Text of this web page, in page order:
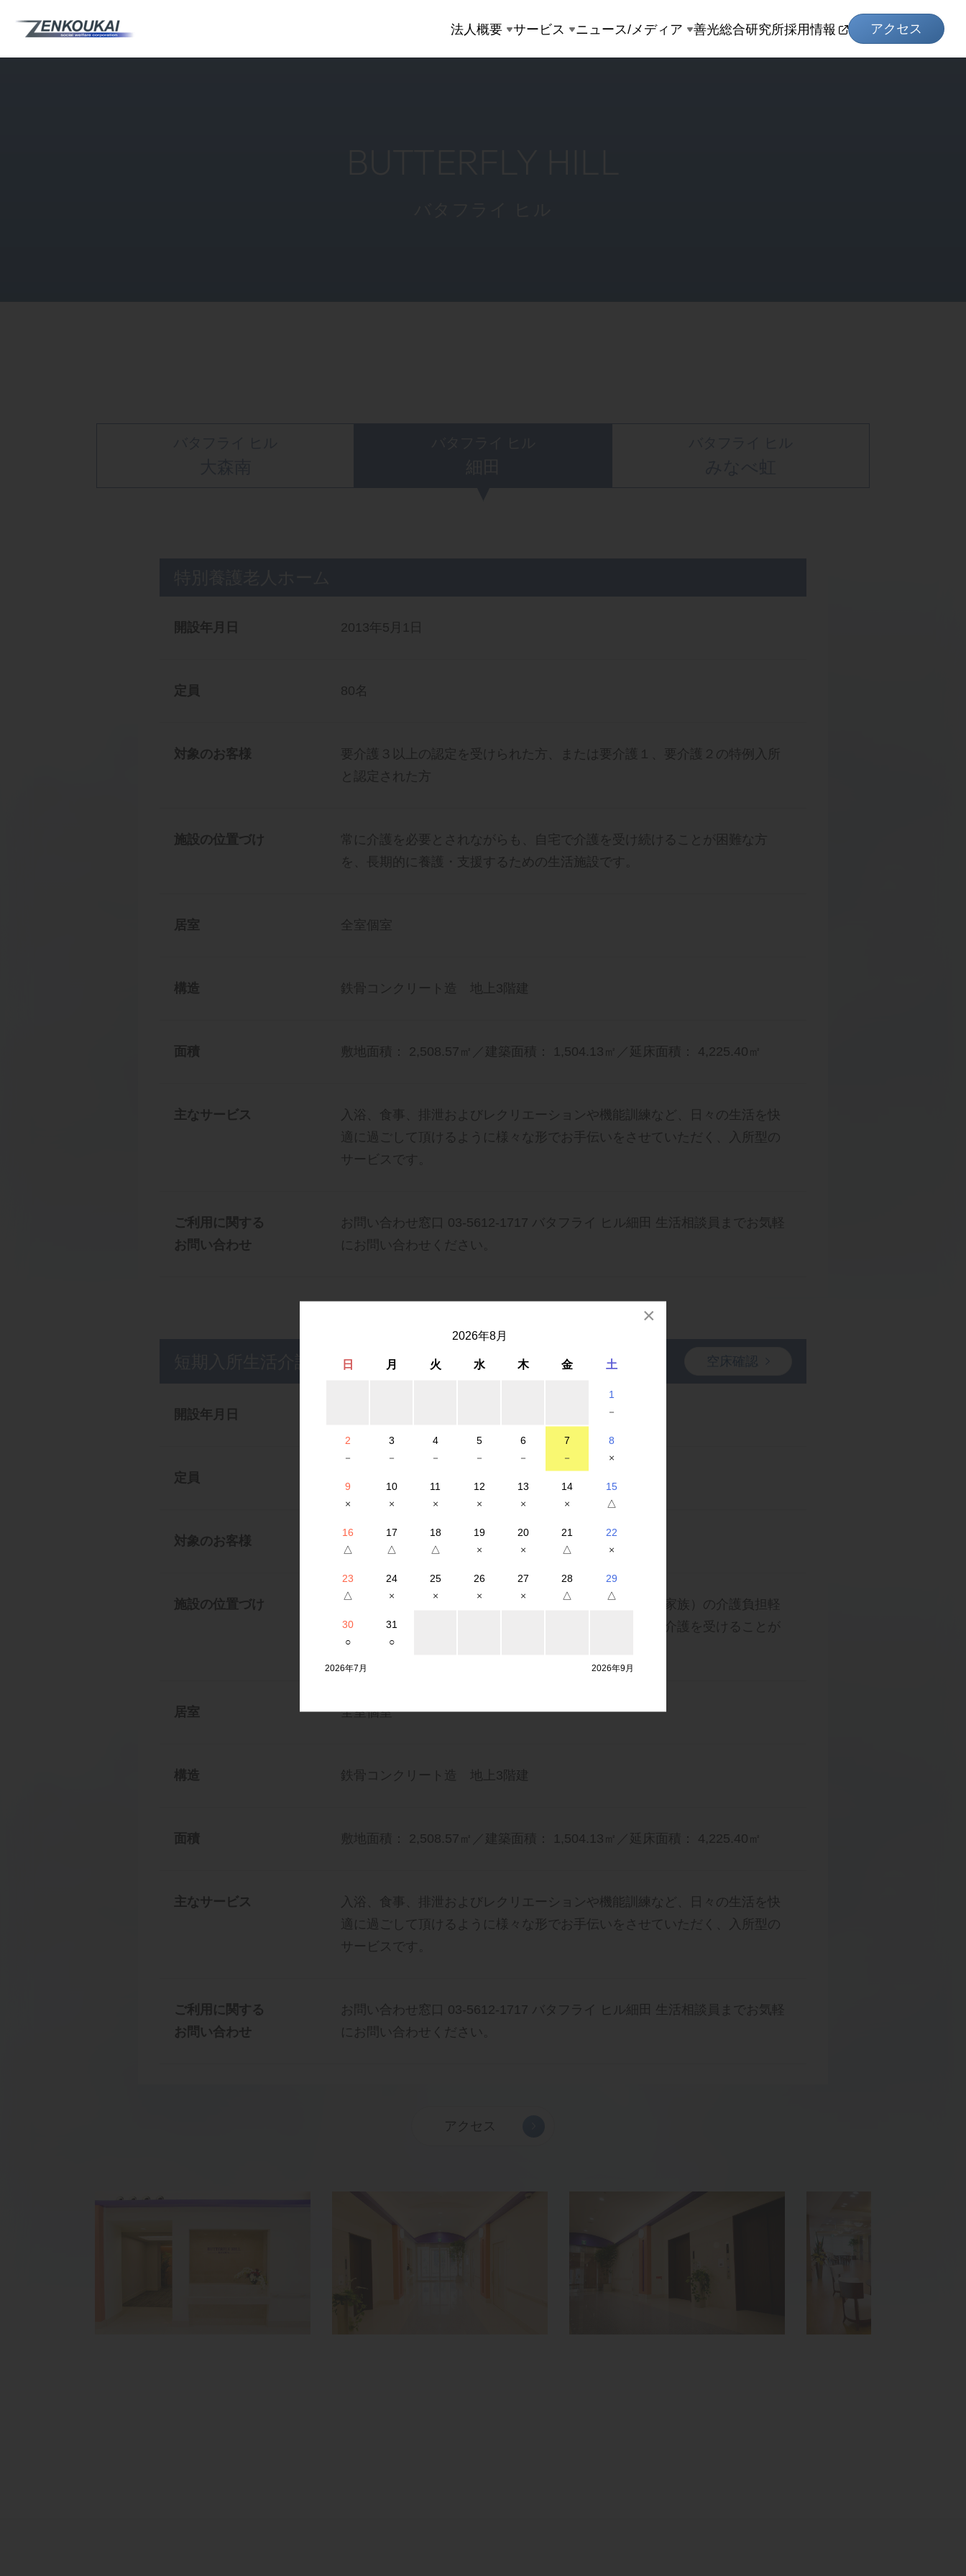
法人概要 サービス ニュース/メディア 善光総合研究所採用情報 アクセス
開設年月日 2013年5月1日
定員 80名
対象のお客様
要介護３以上の認定を受けられた方、または要介護１、要介護２の特例入所
と認定された方
施設の位置づけ
常に介護を必要とされながらも、自宅で介護を受け続けることが困難な方
を、長期的に養護・支援するための生活施設です。
居室 全室個室
構造 鉄骨コンクリート造 地上3階建
面積 敷地面積： 2,508.57㎡／建築面積： 1,504.13㎡／延床面積： 4,225.40㎡
主なサービス
入浴、食事、排泄およびレクリエーションや機能訓練など、日々の生活を快
適に過ごして頂けるように様々な形でお手伝いをさせていただく、入所型の
サービスです。
ご利用に関する
お問い合わせ
お問い合わせ窓口 03-5612-1717 バタフライ ヒル細田 生活相談員までお気軽
にお問い合わせください。
空床確認
2026年8月
日 月 火 水 木 金 土
1
－
2
－
3
－
4
－
5
－
6
－
7
－
8
×
9
×
10
×
11
×
12
×
13
×
14
×
15
△
16
△
17
△
18
△
19
×
20
×
21
△
22
×
23
△
24
×
25
×
26
×
27
×
28
△
29
△
30
○
31
○
2026年7月 2026年9月
×
開設年月日
定員
対象のお客様
施設の位置づけ
在宅生活中のご利用者様の生活の安定と、介護者様（ご家族）の介護負担軽
減を目的として、短期間施設に入所して日常生活全般の介護を受けることが
できるサービスです。
居室 全室個室
構造 鉄骨コンクリート造 地上3階建
面積 敷地面積： 2,508.57㎡／建築面積： 1,504.13㎡／延床面積： 4,225.40㎡
主なサービス
入浴、食事、排泄およびレクリエーションや機能訓練など、日々の生活を快
適に過ごして頂けるように様々な形でお手伝いをさせていただく、入所型の
サービスです。
ご利用に関する
お問い合わせ
お問い合わせ窓口 03-5612-1717 バタフライ ヒル細田 生活相談員までお気軽
にお問い合わせください。
アクセス